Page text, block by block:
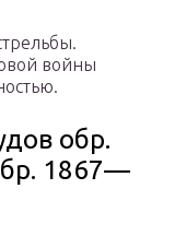
войны
обр.
1867—